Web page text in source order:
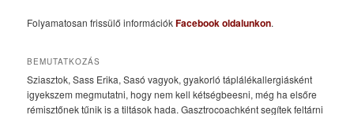
Folyamatosan frissülő információkFacebook oldalunkon.
BEMUTATKOZÁS
Sziasztok, Sass Erika, Sasó vagyok, gyakorló táplálékallergiásként
igyekszem megmutatni, hogy nem kell kétségbeesni, még ha elsőre
rémisztőnek tűnik is a tiltások hada. Gasztrocoachként segítek feltárni